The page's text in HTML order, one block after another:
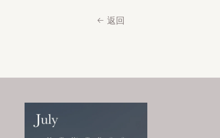
返回